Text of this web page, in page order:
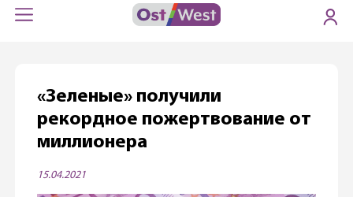
«Зеленые» получили
рекордное пожертвование от
миллионера
15.04.2021